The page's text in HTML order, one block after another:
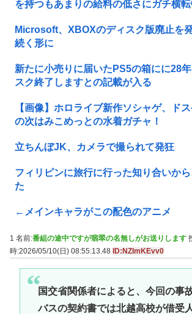
を持つもあまりの給料の低さにガチ横
Microsoft、XBOXのディスク版廃止を
続く形に
新たに小売りに届いたPS5の箱にに28
スク終了しますとの記載が入る
【画像】ホロライブ新作ソシャゲ、ド
の次はみこめっとの水着ガチャ！
立ちんぼJK、カメラで撮られて発狂
フィリピンに旅行に行った知り合いか
た
←メインキャラがこの配色のアニメ
1 名前:番組の途中ですが翡翠の名無しがお送りします
時:2026/05/10(日) 08:55:13.48 ID:NZImKEvv0
国交省関係者によると、今回の事
バスの契約書では北越高校が借受